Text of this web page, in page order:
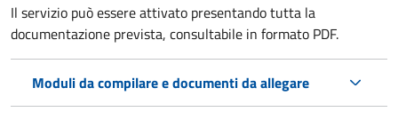
Il servizio può essere attivato presentando tutta la
documentazione prevista, consultabile in formato PDF.
Moduli da compilare e documenti da allegare